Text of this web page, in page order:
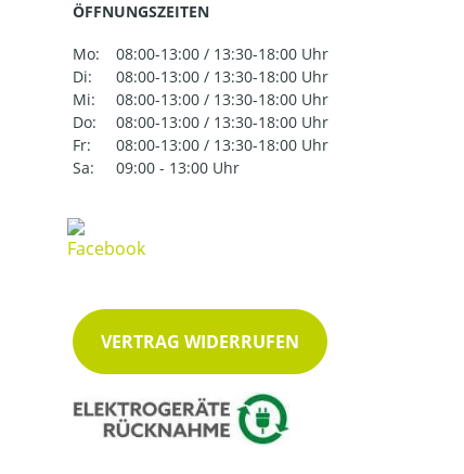
ÖFFNUNGSZEITEN
Mo:
08:00-13:00 / 13:30-18:00 Uhr
Di:
08:00-13:00 / 13:30-18:00 Uhr
Mi:
08:00-13:00 / 13:30-18:00 Uhr
Do:
08:00-13:00 / 13:30-18:00 Uhr
Fr:
08:00-13:00 / 13:30-18:00 Uhr
Sa:
09:00 - 13:00 Uhr
VERTRAG WIDERRUFEN